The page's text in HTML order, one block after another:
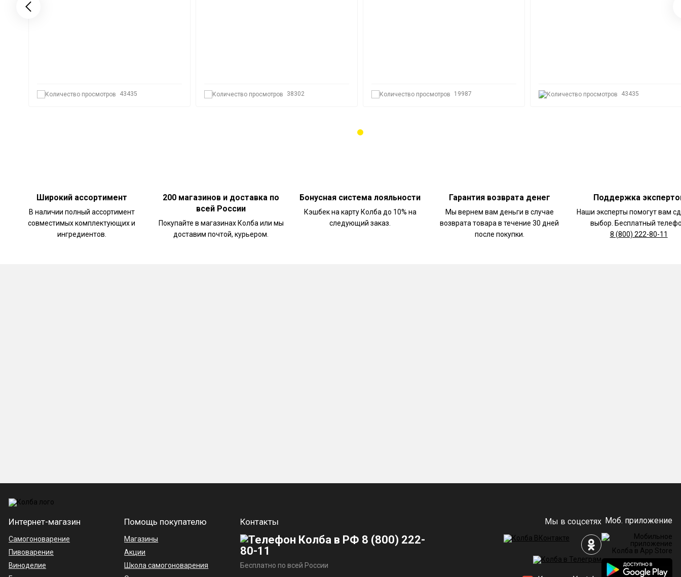
43435 38302 19987 43435
Широкий ассортимент
В наличии полный ассортимент
совместимых комплектующих и
ингредиентов.
200 магазинов и доставка по
всей России
Покупайте в магазинах Колба или мы
доставим почтой, курьером.
Бонусная система лояльности
Кэшбек на карту Колба до 10% на
следующий заказ.
Гарантия возврата денег
Мы вернем вам деньги в случае
возврата товара в течение 30 дней
после покупки.
Поддержка
Наши эксперты помогут вам
выбор. Бесплатный
8 (800) 222-80-11
Интернет-магазин
Самогоноварение
Пивоварение
Виноделие
Помощь покупателю
Магазины
Акции
Школа самогоноварения
Контакты
8 (800) 222-
80-11
Бесплатно по всей России
Мы в соцсетях Моб. приложение